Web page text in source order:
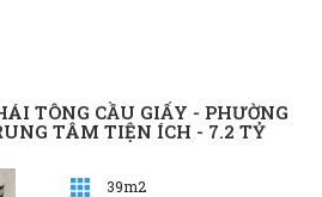
TÔNG CẦU GIẤY - PHƯỜNG
TÂM TIỆN ÍCH - 7.2 TỶ
39m2